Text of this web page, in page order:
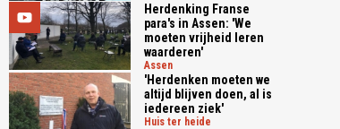
Herdenking Franse
para's in Assen: 'We
moeten vrijheid leren
waarderen'
assen
'Herdenken moeten we
altijd blijven doen, al is
iedereen ziek'
huis ter heide